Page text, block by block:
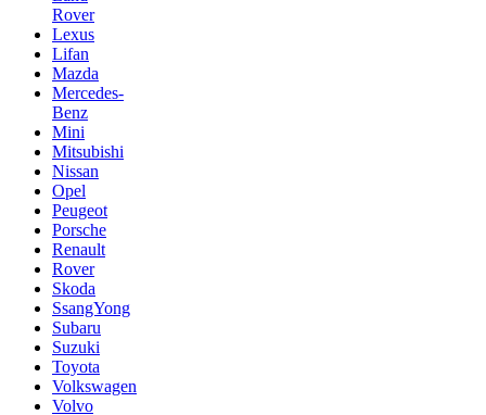
Rover
Lexus
Lifan
Mazda
Mercedes-
Benz
Mini
Mitsubishi
Nissan
Opel
Peugeot
Porsche
Renault
Rover
Skoda
SsangYong
Subaru
Suzuki
Toyota
Volkswagen
Volvo